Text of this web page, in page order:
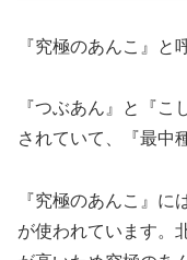
『究極のあんこ』と
『つぶあん』と『
されていて、『最中
『究極のあんこ』
が使われています。